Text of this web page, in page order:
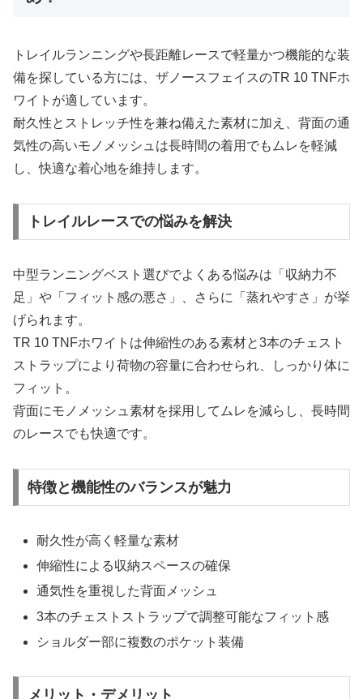
トレイルランニングや長距離レースで軽量かつ機能的な装
備を探している方には、ザノースフェイスのTR 10 TNFホ
ワイトが適しています。
耐久性とストレッチ性を兼ね備えた素材に加え、背面の通
気性の高いモノメッシュは長時間の着用でもムレを軽減
し、快適な着心地を維持します。
トレイルレースでの悩みを解決
中型ランニングベスト選びでよくある悩みは「収納力不
足」や「フィット感の悪さ」、さらに「蒸れやすさ」が挙
げられます。
TR 10 TNFホワイトは伸縮性のある素材と3本のチェスト
ストラップにより荷物の容量に合わせられ、しっかり体に
フィット。
背面にモノメッシュ素材を採用してムレを減らし、長時間
のレースでも快適です。
特徴と機能性のバランスが魅力
耐久性が高く軽量な素材
伸縮性による収納スペースの確保
通気性を重視した背面メッシュ
3本のチェストストラップで調整可能なフィット感
ショルダー部に複数のポケット装備
メリット・デメリット